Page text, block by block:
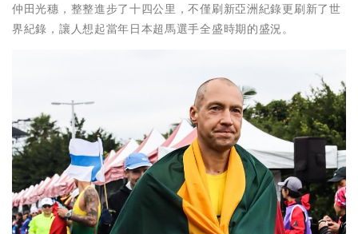
仲田光穗，整整進步了十四公里，不僅刷新亞洲紀錄更刷新了世
界紀錄，讓人想起當年日本超馬選手全盛時期的盛況。